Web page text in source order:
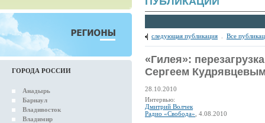
ГОРОДА РОССИИ
Анадырь
Барнаул
Владивосток
Владимир
следующая публикация Все
«Гилея»:
Сергеем
28.10.2010
Интервью:
Дмитрий Волчек
Радио «Свобода» , 4.08.2010